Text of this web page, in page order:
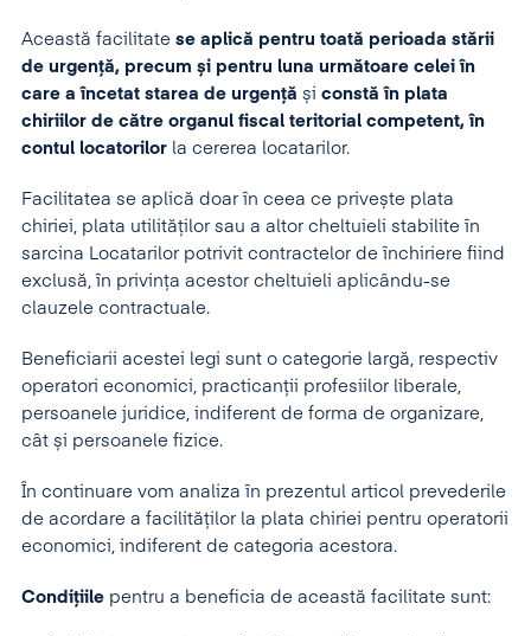
Această facilitate se aplică pentru toată perioada stării
de urgență, precum și pentru luna următoare celei în
care a încetat starea de urgență și constă în plata
chiriilor de către organul fiscal teritorial competent, în
contul locatorilor la cererea locatarilor.
Facilitatea se aplică doar în ceea ce privește plata
chiriei, plata utilităților sau a altor cheltuieli stabilite în
sarcina Locatarilor potrivit contractelor de închiriere fiind
exclusă, în privința acestor cheltuieli aplicându-se
clauzele contractuale.
Beneficiarii acestei legi sunt o categorie largă, respectiv
operatori economici, practicanții profesiilor liberale,
persoanele juridice, indiferent de forma de organizare,
cât și persoanele fizice.
În continuare vom analiza în prezentul articol prevederile
de acordare a facilităților la plata chiriei pentru operatorii
economici, indiferent de categoria acestora.
Condițiile pentru a beneficia de această facilitate sunt: